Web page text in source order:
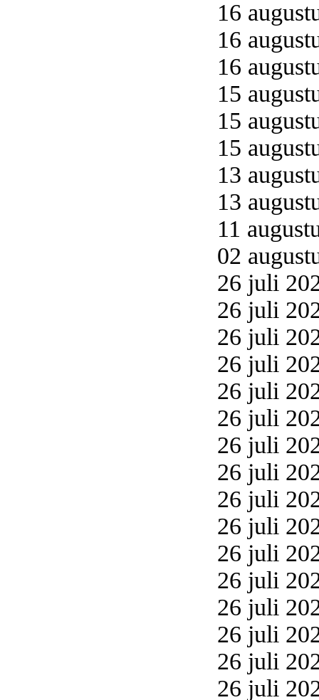
16
16
16
15
15
15
13
13
11
02
26 juli
26 juli
26 juli
26 juli
26 juli
26 juli
26 juli
26 juli
26 juli
26 juli
26 juli
26 juli
26 juli
26 juli
26 juli
26 juli